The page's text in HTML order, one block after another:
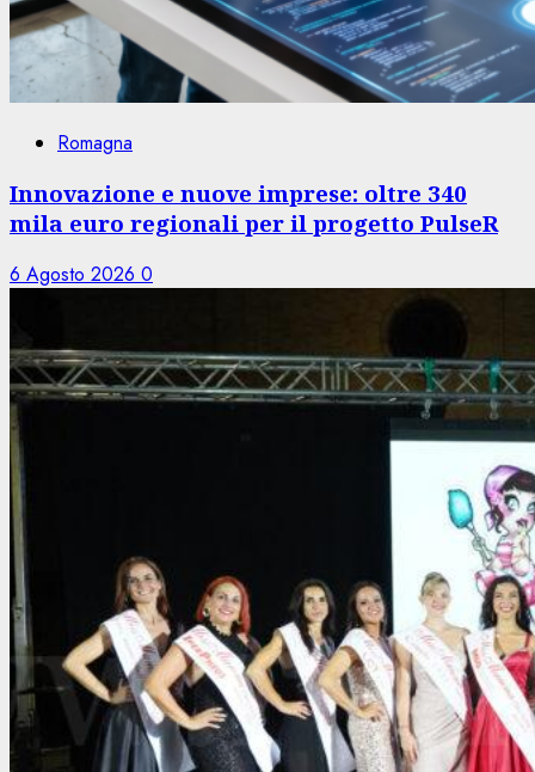
Romagna
Innovazione e nuove imprese: oltre 340
mila euro regionali per il progetto PulseR
6 Agosto 2026 0